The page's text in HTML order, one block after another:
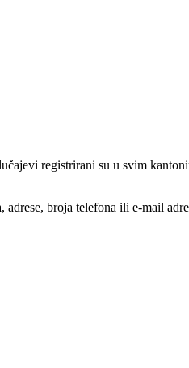
registrirani su u svim
broja telefona ili e-mail